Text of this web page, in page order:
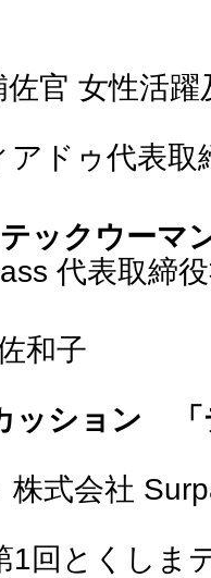
女性活躍
ドゥ代表取
ックウーマ
代表取締役
和子
ション 「
式会社
とくしま